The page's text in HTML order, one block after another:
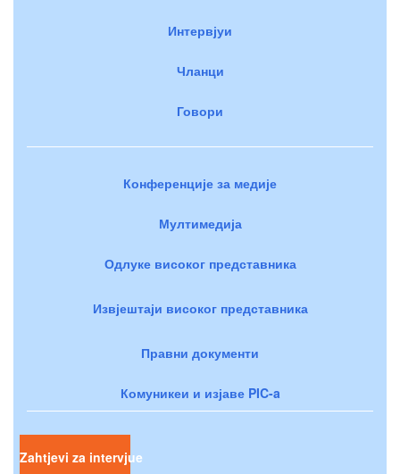
Интервјуи
Чланци
Говори
Конференције за медије
Мултимедија
Одлуке високог представника
Извјештаји високог представника
Правни документи
Комуникеи и изјаве PIC-a
Zahtjevi za intervjue